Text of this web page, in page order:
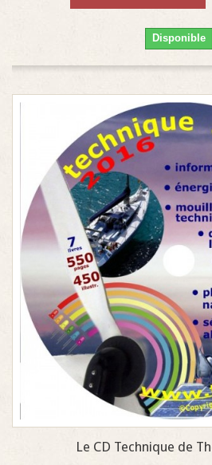
Disponible
Le CD Technique de